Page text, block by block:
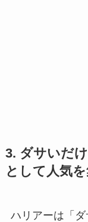
3. ダサいだ
として人気
ハリアーは「ダ